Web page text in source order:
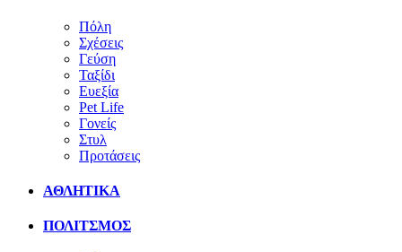
Πόλη
Σχέσεις
Γεύση
Ταξίδι
Ευεξία
Pet Life
Γονείς
Στυλ
Προτάσεις
ΑΘΛΗΤΙΚΑ
ΠΟΛΙΤΣΜΟΣ